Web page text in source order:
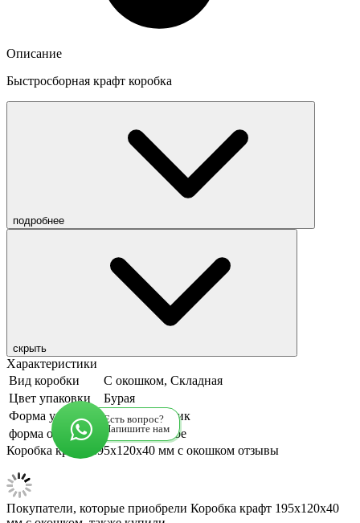
Описание
Быстросборная крафт коробка
подробнее
скрыть
Характеристики
Вид коробки
С окошком, Складная
Цвет упаковки
Бурая
Форма упаковки
Прямоугольник
форма окошка
прямоугольное
Коробка крафт 195x120x40 мм с окошком отзывы
Покупатели, которые приобрели Коробка крафт 195x120x40
Есть вопрос?
Напишите нам